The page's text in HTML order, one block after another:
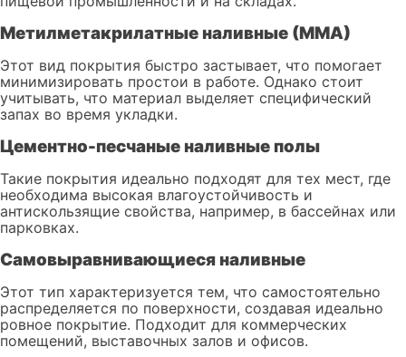
Метилметакрилатные наливные (ММА)
Этот вид покрытия быстро застывает, что помогает
минимизировать простои в работе. Однако стоит
учитывать, что материал выделяет специфический
запах во время укладки.
Цементно-песчаные наливные полы
Такие покрытия идеально подходят для тех мест, где
необходима высокая влагоустойчивость и
антискользящие свойства, например, в бассейнах или
парковках.
Самовыравнивающиеся наливные
Этот тип характеризуется тем, что самостоятельно
распределяется по поверхности, создавая идеально
ровное покрытие. Подходит для коммерческих
помещений, выставочных залов и офисов.